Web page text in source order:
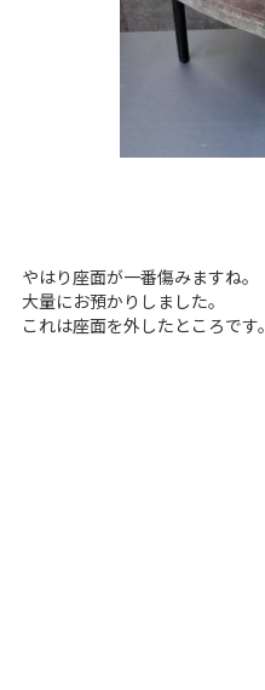
やはり座面が一番傷みますね。
大量にお預かりしました。
これは座面を外したところです。